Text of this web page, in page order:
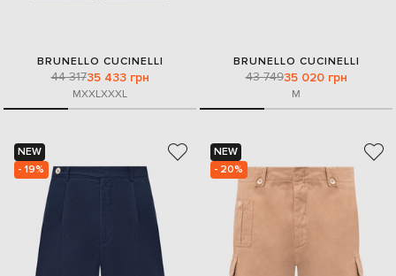
BRUNELLO CUCINELLI
44 31735 433 грн
MXXLXXXL
BRUNELLO CUCINELLI
43 74935 020 грн
M
NEW
- 19%
NEW
- 20%